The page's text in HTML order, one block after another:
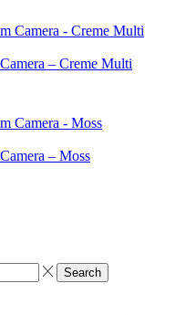
– Creme Multi
– Moss
Search